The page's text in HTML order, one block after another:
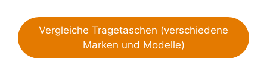
Vergleiche Tragetaschen (verschiedene
Marken und Modelle)